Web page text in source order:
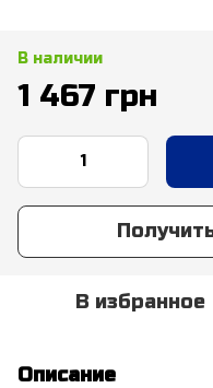
В наличии
1 467 грн
В избранное
Описание